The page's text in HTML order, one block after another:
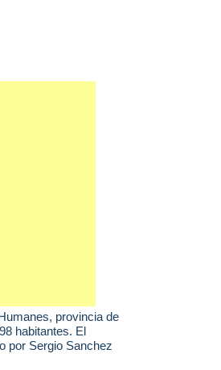
, provincia de
habitantes. El
por Sergio Sanchez